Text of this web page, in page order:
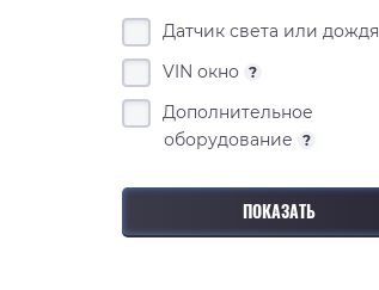
Датчик света или дождя
VIN окно ?
Дополнительное
оборудование ?